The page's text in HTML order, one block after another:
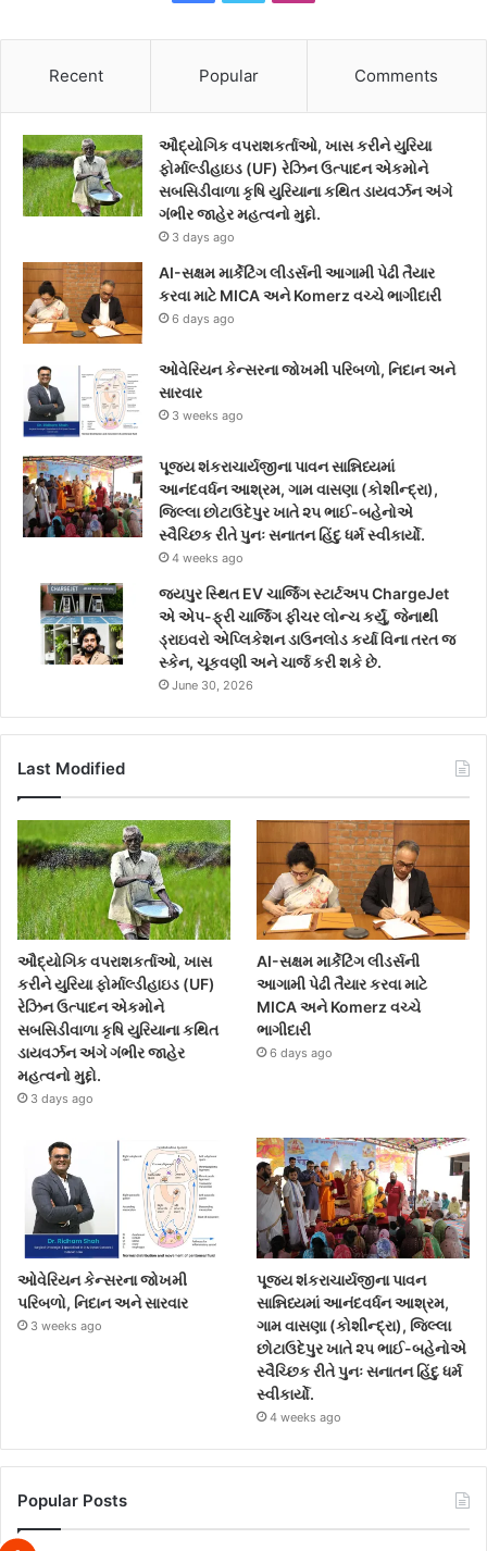
c
e
b
o
o
k
i
t
t
e
t
a
g
a
Recent Popular Comments
ઔદ્યોગિક વપરાશકર્તાઓ, ખાસ કરીને યુરિયા
ફોર્માલ્ડીહાઇડ (UF) રેઝિન ઉત્પાદન એકમોને
સબસિડીવાળા કૃષિ યુરિયાના કથિત ડાયવર્ઝન અંગે
ગંભીર જાહેર મહત્વનો મુદ્દો.
3 days ago
AI-સક્ષમ માર્કેટિંગ લીડર્સની આગામી પેઢી તૈયાર
કરવા માટે MICA અને Komerz વચ્ચે ભાગીદારી
6 days ago
ઓવેરિયન કેન્સરના જોખમી પરિબળો, નિદાન અને
સારવાર
3 weeks ago
પૂજ્ય શંકરાચાર્યજીના પાવન સાન્નિધ્યમાં
આનંદવર્ધન આશ્રમ, ગામ વાસણા (કોશીન્દ્રા),
જિલ્લા છોટાઉદેપુર ખાતે ૨૫ ભાઈ-બહેનોએ
સ્વૈચ્છિક રીતે પુનઃ સનાતન હિંદુ ધર્મ સ્વીકાર્યો.
4 weeks ago
જયપુર સ્થિત EV ચાર્જિંગ સ્ટાર્ટઅપ ChargeJet
એ એપ-ફ્રી ચાર્જિંગ ફીચર લોન્ચ કર્યું, જેનાથી
ડ્રાઇવરો એપ્લિકેશન ડાઉનલોડ કર્યા વિના તરત જ
સ્કેન, ચૂકવણી અને ચાર્જ કરી શકે છે.
June 30, 2026
Last Modified
ઔદ્યોગિક વપરાશકર્તાઓ, ખાસ
કરીને યુરિયા ફોર્માલ્ડીહાઇડ (UF)
રેઝિન ઉત્પાદન એકમોને
સબસિડીવાળા કૃષિ યુરિયાના કથિત
ડાયવર્ઝન અંગે ગંભીર જાહેર
મહત્વનો મુદ્દો.
3 days ago
AI-સક્ષમ માર્કેટિંગ લીડર્સની
આગામી પેઢી તૈયાર કરવા માટે
MICA અને Komerz વચ્ચે
ભાગીદારી
6 days ago
ઓવેરિયન કેન્સરના જોખમી
પરિબળો, નિદાન અને સારવાર
3 weeks ago
પૂજ્ય શંકરાચાર્યજીના પાવન
સાન્નિધ્યમાં આનંદવર્ધન આશ્રમ,
ગામ વાસણા (કોશીન્દ્રા), જિલ્લા
છોટાઉદેપુર ખાતે ૨૫ ભાઈ-બહેનોએ
સ્વૈચ્છિક રીતે પુનઃ સનાતન હિંદુ ધર્મ
સ્વીકાર્યો.
4 weeks ago
Popular Posts